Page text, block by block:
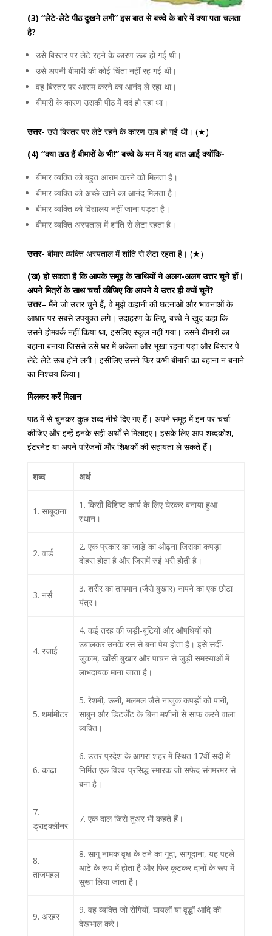
(3) “लेटे-लेटे पीठ दुखने लगी” इस बात से बच्चे के बारे में क्या पता चलता
है?
उसे बिस्तर पर लेटे रहने के कारण ऊब हो गई थी।
उसे अपनी बीमारी की कोई चिंता नहीं रह गई थी।
वह बिस्तर पर आराम करने का आनंद ले रहा था।
बीमारी के कारण उसकी पीठ में दर्द हो रहा था।
उत्तर- उसे बिस्तर पर लेटे रहने के कारण ऊब हो गई थी। (★)
(4) “क्या ठाठ हैं बीमारों के भी!” बच्चे के मन में यह बात आई क्योंकि-
बीमार व्यक्ति को बहुत आराम करने को मिलता है।
बीमार व्यक्ति को अच्छे खाने का आनंद मिलता है।
बीमार व्यक्ति को विद्यालय नहीं जाना पड़ता है।
बीमार व्यक्ति अस्पताल में शांति से लेटा रहता है।
उत्तर- बीमार व्यक्ति अस्पताल में शांति से लेटा रहता है। (★)
(ख) हो सकता है कि आपके समूह के साथियों ने अलग-अलग उत्तर चुने हों।
अपने मित्रों के साथ चर्चा कीजिए कि आपने ये उत्तर ही क्यों चुनें?
उत्तर– मैंने जो उत्तर चुने हैं, वे मुझे कहानी की घटनाओं और भावनाओं के
आधार पर सबसे उपयुक्त लगे। उदाहरण के लिए, बच्चे ने खुद कहा कि
उसने होमवर्क नहीं किया था, इसलिए स्कूल नहीं गया। उसने बीमारी का
बहाना बनाया जिससे उसे घर में अकेला और भूखा रहना पड़ा और बिस्तर पे
लेटे-लेटे ऊब होने लगी। इसीलिए उसने फिर कभी बीमारी का बहाना न बनाने
का निश्चय किया।
मिलकर करें मिलान
पाठ में से चुनकर कुछ शब्द नीचे दिए गए हैं। अपने समूह में इन पर चर्चा
कीजिए और इन्हें इनके सही अर्थों से मिलाइए। इसके लिए आप शब्दकोश,
इंटरनेट या अपने परिजनों और शिक्षकों की सहायता ले सकते हैं।
शब्द अर्थ
1. साबूदाना
1. किसी विशिष्ट कार्य के लिए घेरकर बनाया हुआ
स्थान।
2. वार्ड
2. एक प्रकार का जाड़े का ओढ़ना जिसका कपड़ा
दोहरा होता है और जिसमें रुई भरी होती है।
3. नर्स
3. शरीर का तापमान (जैसे बुखार) नापने का एक छोटा
यंत्र।
4. रजाई
4. कई तरह की जड़ी-बूटियों और औषधियों को
उबालकर उनके रस से बना पेय होता है। इसे सर्दी-
जुकाम, खाँसी बुखार और पाचन से जुड़ी समस्याओं में
लाभदायक माना जाता है।
5. थर्मामीटर
5. रेशमी, ऊनी, मलमल जैसे नाजुक कपड़ों को पानी,
साबुन और डिटर्जेंट के बिना मशीनों से साफ करने वाला
व्यक्ति।
6. काढ़ा
6. उत्तर प्रदेश के आगरा शहर में स्थित 17वीं सदी में
निर्मित एक विश्व-प्रसिद्ध स्मारक जो सफेद संगमरमर से
बना है।
7.
ड्राइक्लीनर
7. एक दाल जिसे तुअर भी कहते हैं।
8.
ताजमहल
8. सागू नामक वृक्ष के तने का गूदा, सागूदाना, यह पहले
आटे के रूप में होता है और फिर कूटकर दानों के रूप में
सुखा लिया जाता है।
9. अरहर
9. वह व्यक्ति जो रोगियों, घायलों या वृद्धों आदि की
देखभाल करे।